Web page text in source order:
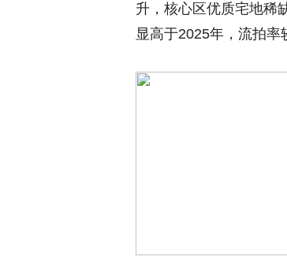
升，核心区优质宅地稀
显高于2025年，流拍率